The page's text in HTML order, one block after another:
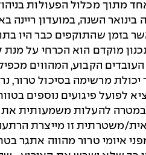
מתוך מכלול הפעולות
השנה, במועדון ריינה
בזמן שהתוקפים כבר היו
מוקדם הוא הכרחי על
העובדים הקבוע, המהווים
יכולת מרשימה בסיכול
פיגועי הטרור ב-2015, במטרה
משטרתית זו מייצרת
איומי טרור מהווה אתגר